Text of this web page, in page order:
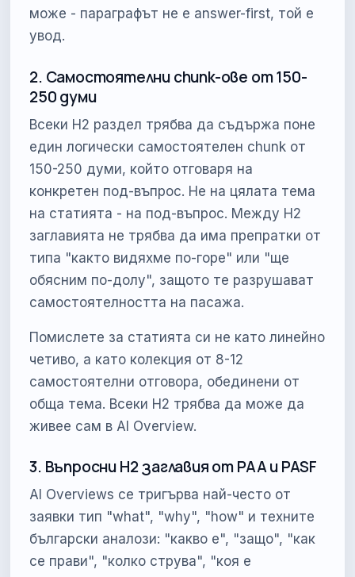
може - параграфът не е answer-first, той е
увод.
2. Самостоятелни chunk-ове от 150-
250 думи
Всеки H2 раздел трябва да съдържа поне
един логически самостоятелен chunk от
150-250 думи, който отговаря на
конкретен под-въпрос. Не на цялата тема
на статията - на под-въпрос. Между H2
заглавията не трябва да има препратки от
типа "както видяхме по-горе" или "ще
обясним по-долу", защото те разрушават
самостоятелността на пасажа.
Помислете за статията си не като линейно
четиво, а като колекция от 8-12
самостоятелни отговора, обединени от
обща тема. Всеки H2 трябва да може да
живее сам в AI Overview.
3. Въпросни H2 заглавия от PAA и PASF
AI Overviews се тригърва най-често от
заявки тип "what", "why", "how" и техните
български аналози: "какво е", "защо", "как
се прави", "колко струва", "коя е